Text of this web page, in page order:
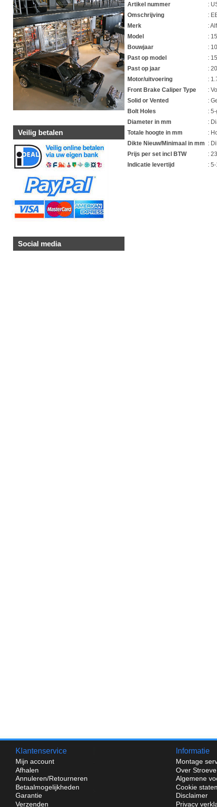
Veilig betalen
Social media
Artikel nummer
:
Omschrijving
:
Merk
:
Model
:
Bouwjaar
:
Past op model
:
Past op jaar
:
Motor/uitvoering
:
Front Brake Caliper Type
:
Solid or Vented
:
Bolt Holes
:
Diameter in mm
:
Totale hoogte in mm
:
Dikte Nieuw/Minimaal in mm :
Prijs per set incl BTW
:
Indicatie levertijd
:
Klantenservice
Mijn account
Afhalen
Annuleren/Retourneren
Betaalmogelijkheden
Garantie
Verzenden
Informatie
Montage
Over
Algemene
Cookie
Disclaimer
Privacy